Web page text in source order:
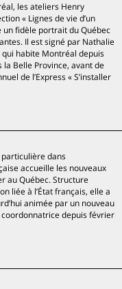
les ateliers Henry
« Lignes de vie d’un
un fidèle portrait du Québec
Il est signé par Nathalie
qui habite Montréal depuis
la Belle Province, avant de
de l’Express « S’installer
dans
accueille les nouveaux
au Québec. Structure
liée à l’État français, elle a
animée par un nouveau
coordonnatrice depuis février